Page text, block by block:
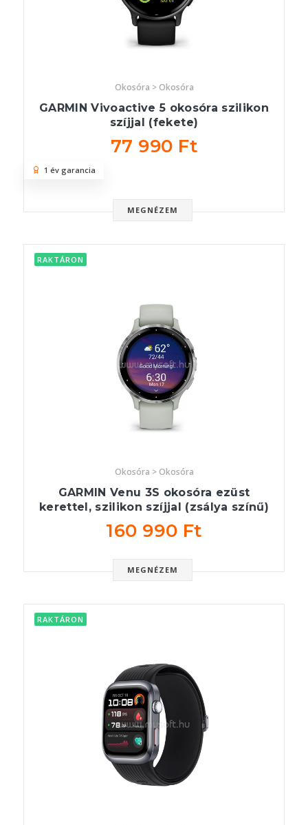
Okosóra > Okosóra
GARMIN Vivoactive 5 okosóra szilikon
szíjjal (fekete)
77 990 Ft
MEGNÉZEM
1 év garancia
RAKTÁRON
Okosóra > Okosóra
GARMIN Venu 3S okosóra ezüst
kerettel, szilikon szíjjal (zsálya színű)
160 990 Ft
MEGNÉZEM
RAKTÁRON